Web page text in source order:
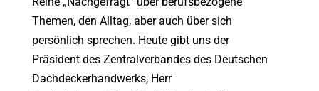
Themen, den Alltag, aber auch über sich
persönlich sprechen. Heute gibt uns der
Präsident des Zentralverbandes des Deutschen
Dachdeckerhandwerks, Herr